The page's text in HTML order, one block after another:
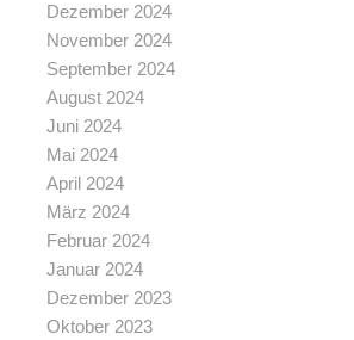
Dezember 2024
November 2024
September 2024
August 2024
Juni 2024
Mai 2024
April 2024
März 2024
Februar 2024
Januar 2024
Dezember 2023
Oktober 2023